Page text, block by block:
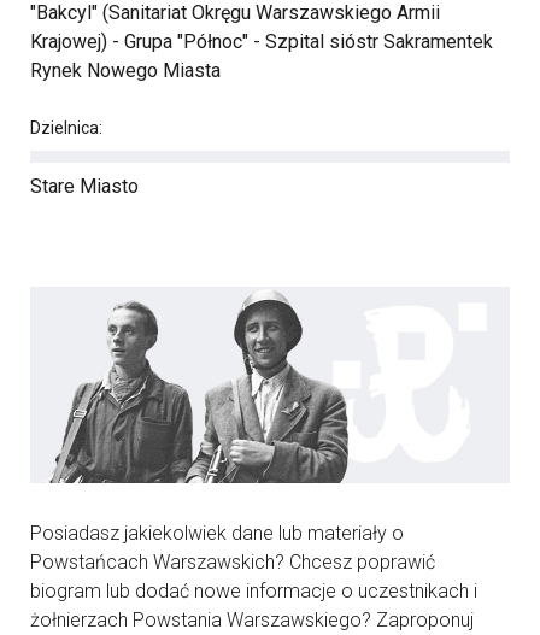
"Bakcyl" (Sanitariat Okręgu Warszawskiego Armii
Krajowej) - Grupa "Północ" - Szpital sióstr Sakramentek
Rynek Nowego Miasta
Dzielnica:
Stare Miasto
Posiadasz jakiekolwiek dane lub materiały o
Powstańcach Warszawskich? Chcesz poprawić
biogram lub dodać nowe informacje o uczestnikach i
żołnierzach Powstania Warszawskiego? Zaproponuj